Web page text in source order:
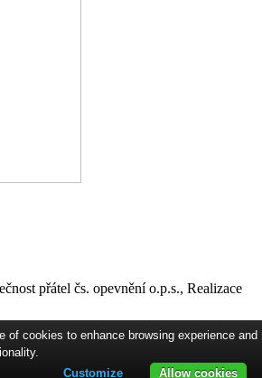
přátel čs. opevnění o.p.s., Realizace
of cookies to enhance browsing experience and
Allow cookies
Customize